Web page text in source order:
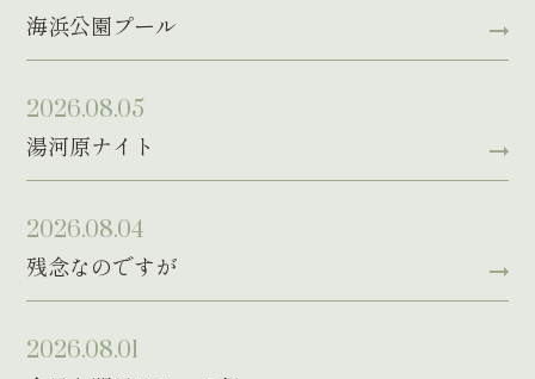
海浜公園プール
2026.08.05
湯河原ナイト
2026.08.04
残念なのですが
2026.08.01